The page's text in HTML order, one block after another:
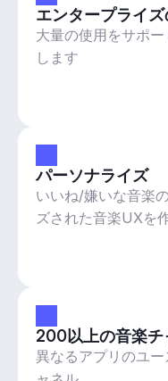
エンタープライ
大量の使用をサポ
します
パーソナライズ
いいね/嫌いな音楽
ズされた音楽UXを
200以上の音楽チ
異なるアプリのユ